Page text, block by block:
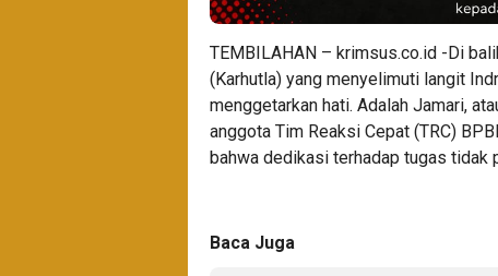
TEMBILAHAN – krimsus.co.id -Di
(Karhutla) yang menyelimuti langit
menggetarkan hati. Adalah Jamari,
anggota Tim Reaksi Cepat (TRC)
bahwa dedikasi terhadap tugas tidak
Baca Juga